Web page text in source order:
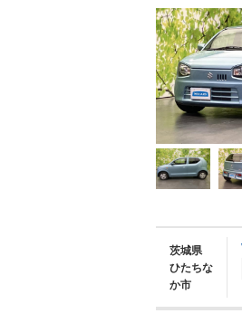
茨城県
ひたちな
か市